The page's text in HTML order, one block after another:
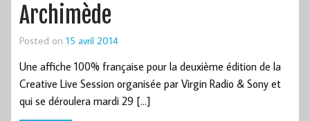
Archimède
Posted on 15 avril 2014
Une affiche 100% française pour la deuxième édition de la
Creative Live Session organisée par Virgin Radio & Sony et
qui se déroulera mardi 29 […]